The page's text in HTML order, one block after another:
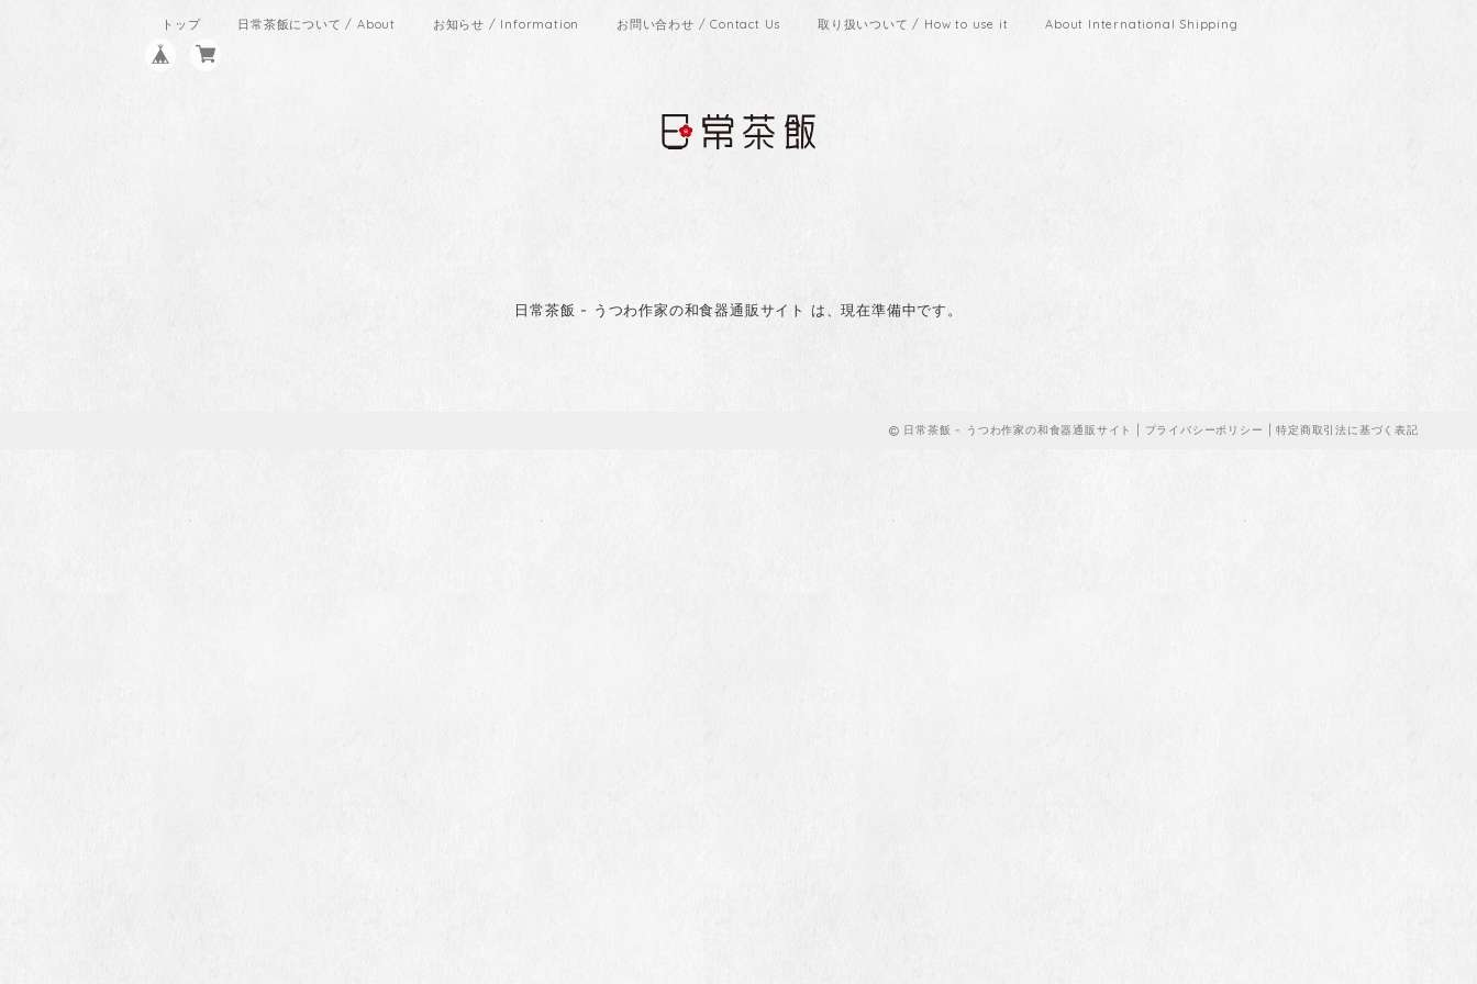
トップ 日常茶飯について / About お知らせ / Information お問い合わせ / Contact Us 取り扱いついて / How to use it About International Shipping
日常茶飯 - うつわ作家の和食器通販サイト は、現在準備中です。
日常茶飯 - うつわ作家の和食器通販サイト | プライバシーポリシー |特定商取引法に基づく表記